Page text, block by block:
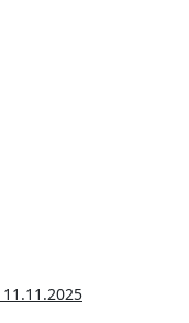
11.11.2025